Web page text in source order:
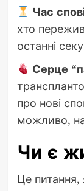
Час
хто
останні
Серце
про нові
можливо,
Чи є
Це